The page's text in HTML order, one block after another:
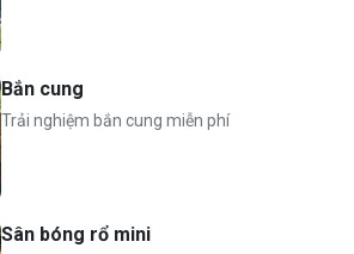
Bắn cung
Trải nghiệm bắn cung miễn phí
Sân bóng rổ mini